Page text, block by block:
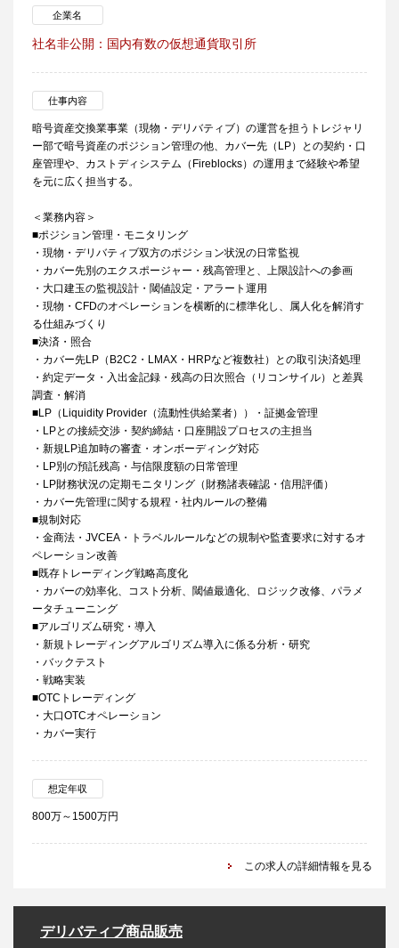
企業名
社名非公開：国内有数の仮想通貨取引所
仕事内容
暗号資産交換業事業（現物・デリバティブ）の運営を担うトレジャリ
ー部で暗号資産のポジション管理の他、カバー先（LP）との契約・口
座管理や、カストディシステム（Fireblocks）の運用まで経験や希望
を元に広く担当する。
＜業務内容＞
■ポジション管理・モニタリング
・現物・デリバティブ双方のポジション状況の日常監視
・カバー先別のエクスポージャー・残高管理と、上限設計への参画
・大口建玉の監視設計・閾値設定・アラート運用
・現物・CFDのオペレーションを横断的に標準化し、属人化を解消す
る仕組みづくり
■決済・照合
・カバー先LP（B2C2・LMAX・HRPなど複数社）との取引決済処理
・約定データ・入出金記録・残高の日次照合（リコンサイル）と差異
調査・解消
■LP（Liquidity Provider（流動性供給業者））・証拠金管理
・LPとの接続交渉・契約締結・口座開設プロセスの主担当
・新規LP追加時の審査・オンボーディング対応
・LP別の預託残高・与信限度額の日常管理
・LP財務状況の定期モニタリング（財務諸表確認・信用評価）
・カバー先管理に関する規程・社内ルールの整備
■規制対応
・金商法・JVCEA・トラベルルールなどの規制や監査要求に対するオ
ペレーション改善
■既存トレーディング戦略高度化
・カバーの効率化、コスト分析、閾値最適化、ロジック改修、パラメ
ータチューニング
■アルゴリズム研究・導入
・新規トレーディングアルゴリズム導入に係る分析・研究
・バックテスト
・戦略実装
■OTCトレーディング
・大口OTCオペレーション
・カバー実行
想定年収
800万～1500万円
この求人の詳細情報を見る
デリバティブ商品販売